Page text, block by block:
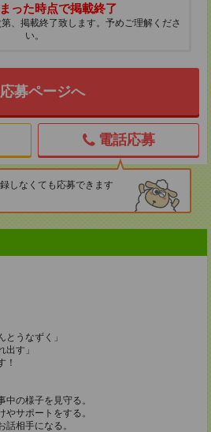
った時点で掲載終了
、掲載終了致します。予めご理解くださ
い。
応募ページへ
電話応募
しなくても応募できます
とうなずく」
出す」
！
中の様子を見守る。
やサポートをする。
話相手になる。